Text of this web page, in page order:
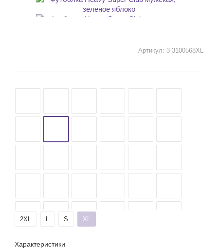
Артикул: 3-3100568XL
2XL L S XL
Характеристики